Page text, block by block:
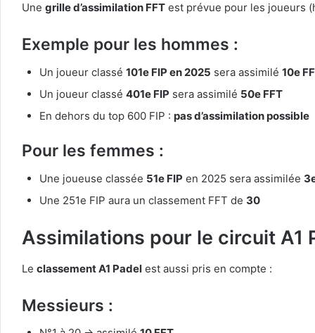
Une grille d’assimilation FFT est prévue pour les joueurs
Exemple pour les hommes :
Un joueur classé 101e FIP en 2025 sera assimilé 10e
Un joueur classé 401e FIP sera assimilé 50e FFT
En dehors du top 600 FIP : pas d’assimilation possible
Pour les femmes :
Une joueuse classée 51e FIP en 2025 sera assimilée
Une 251e FIP aura un classement FFT de 30
Assimilations pour le circuit A1
Le classement A1 Padel est aussi pris en compte :
Messieurs :